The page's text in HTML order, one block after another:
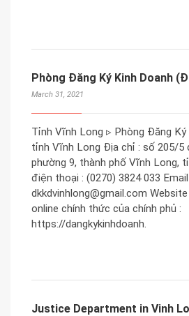
Phòng Đăng Ký Kinh Doanh
March 31, 2021
Tỉnh Vĩnh Long ▹ Phòng Đăng
tỉnh Vĩnh Long Địa chỉ : số 205/5
phường 9, thành phố Vĩnh Long,
điện thoại : (0270) 3824 033 Email
dkkdvinhlong@gmail.com
online chính thức của chính phủ :
https://dangkykinhdoanh.
Justice Department in Vinh